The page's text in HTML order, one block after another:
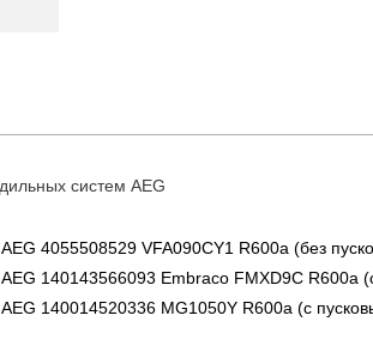
систем AEG
4055508529 VFA090CY1 R600a (без
140143566093 Embraco FMXD9C R600а
140014520336 MG1050Y R600а (с